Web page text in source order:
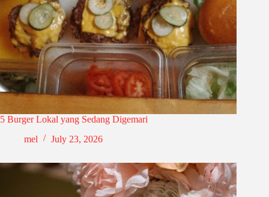
5 Burger Lokal yang Sedang Digemari
mel
July 23, 2026